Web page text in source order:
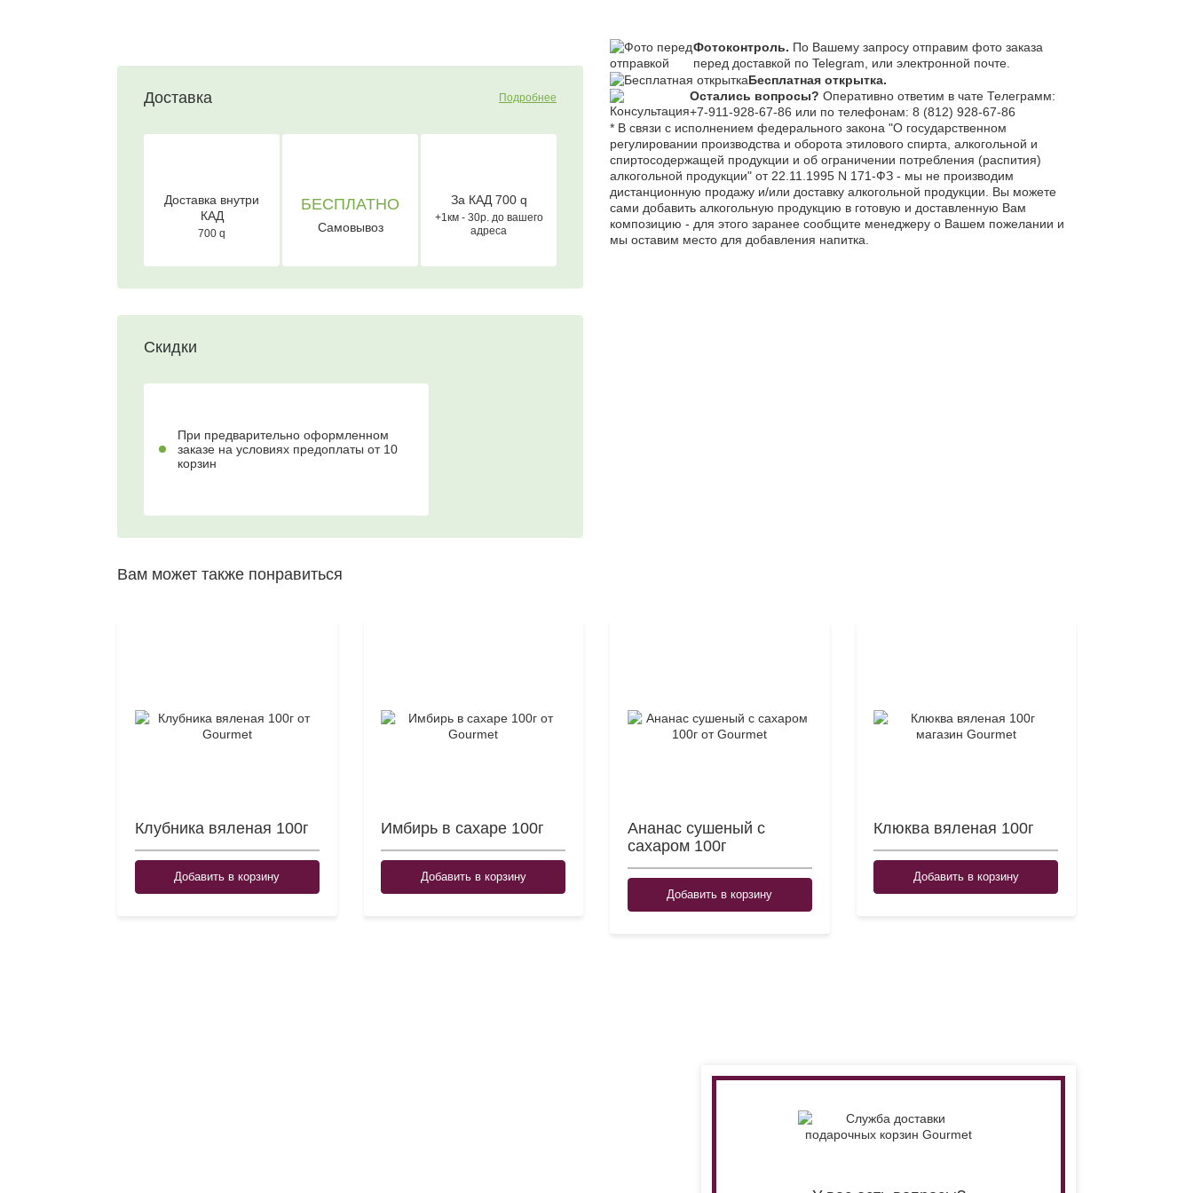
Доставка Подробнее
Доставка внутри
КАД
700 q
БЕСПЛАТНО
Самовывоз
За КАД 700 q
+1км - 30р. до вашего
адреса
Скидки
При предварительно оформленном
заказе на условиях предоплаты от 10
корзин
Фотоконтроль. По Вашему запросу отправим фото заказа
перед доставкой по Telegram, или электронной почте.
Бесплатная открытка.
Остались вопросы? Оперативно ответим в чате Телеграмм:
+7-911-928-67-86 или по телефонам: 8 (812) 928-67-86
* В связи с исполнением федерального закона "О государственном
регулировании производства и оборота этилового спирта, алкогольной и
спиртосодержащей продукции и об ограничении потребления (распития)
алкогольной продукции" от 22.11.1995 N 171-ФЗ - мы не производим
дистанционную продажу и/или доставку алкогольной продукции. Вы можете
сами добавить алкогольную продукцию в готовую и доставленную Вам
композицию - для этого заранее сообщите менеджеру о Вашем пожелании и
мы оставим место для добавления напитка.
Вам может также понравиться
Клубника вяленая 100г Имбирь в сахаре 100г
Ананас сушеный с
сахаром 100г
Клюква вяленая 100г